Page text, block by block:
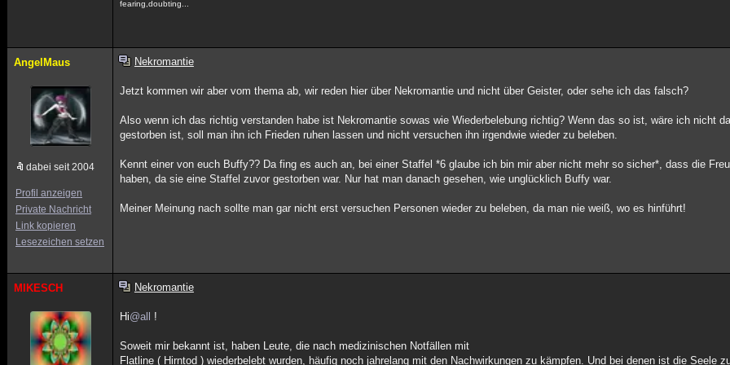
fearing,doubting...
AngelMaus
dabei seit 2004
Profil anzeigen
Private Nachricht
Link kopieren
Lesezeichen setzen
Nekromantie
Jetzt kommen wir aber vom thema ab, wir reden hier über Nekromantie und nicht über Geister, oder sehe ich das falsch?
Also wenn ich das richtig verstanden habe ist Nekromantie sowas wie Wiederbelebung richtig? Wenn das so ist, wäre ich nicht
gestorben ist, soll man ihn ich Frieden ruhen lassen und nicht versuchen ihn irgendwie wieder zu beleben.
Kennt einer von euch Buffy?? Da fing es auch an, bei einer Staffel *6 glaube ich bin mir aber nicht mehr so sicher*, dass die
haben, da sie eine Staffel zuvor gestorben war. Nur hat man danach gesehen, wie unglücklich Buffy war.
Meiner Meinung nach sollte man gar nicht erst versuchen Personen wieder zu beleben, da man nie weiß, wo es hinführt!
MIKESCH Nekromantie
Hi@all !
Soweit mir bekannt ist, haben Leute, die nach medizinischen Notfällen mit
Flatline ( Hirntod ) wiederbelebt wurden, häufig noch jahrelang mit den Nachwirkungen zu kämpfen. Und bei denen ist die Seele